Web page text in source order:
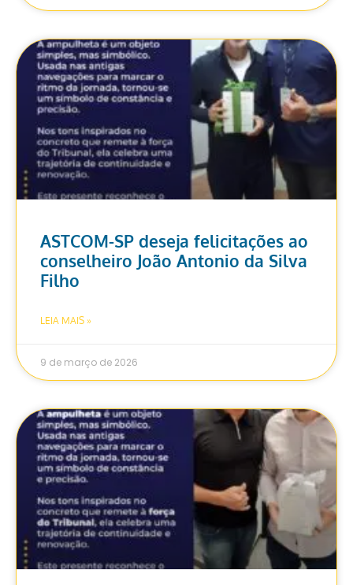
ASTCOM-SP deseja felicitações ao
conselheiro João Antonio da Silva
Filho
LEIA MAIS »
9 de março de 2026